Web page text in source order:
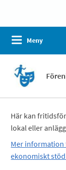
Meny
Här kan
lokal eller
Mer
ekonomiskt